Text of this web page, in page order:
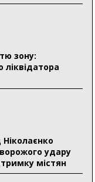
обігріву
нову
фонд
у липні
зону:
ліквідатора
Ніколаєнко
удару
містян